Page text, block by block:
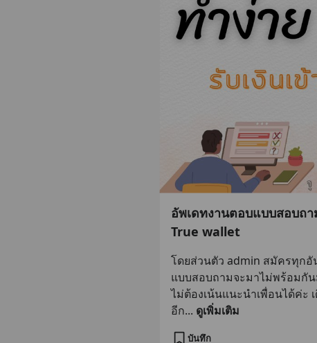
อัพเดทงานตอบแบบสอบถา
True wallet
โดยส่วนตัว admin สมัครทุกอั
แบบสอบถามจะมาไม่พร้อมกัน
ไม่ต้องเน้นแนะนำเพื่อนได้ค่ะ
อีก... ดูเพิ่มเติม
บันทึก